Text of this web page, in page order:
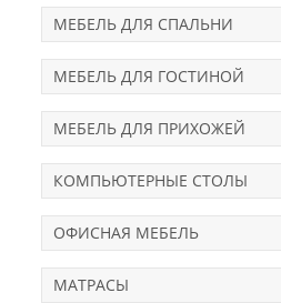
МЕБЕЛЬ ДЛЯ СПАЛЬНИ
МЕБЕЛЬ ДЛЯ ГОСТИНОЙ
МЕБЕЛЬ ДЛЯ ПРИХОЖЕЙ
КОМПЬЮТЕРНЫЕ СТОЛЫ
ОФИСНАЯ МЕБЕЛЬ
МАТРАСЫ